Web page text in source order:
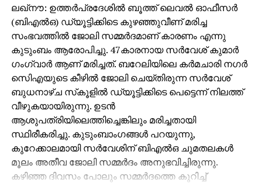
ലഖ്‌നൗ: ഉത്തര്‍പ്രദേശില്‍ ബൂത്ത് ലെവല്‍ ഓഫീസര്‍
(ബിഎല്‍ഒ) ഡ്യൂട്ടിക്കിടെ കുഴഞ്ഞുവീണ് മരിച്ച
സംഭവത്തില്‍ ജോലി സമ്മര്‍ദമാണ് കാരണം എന്നു
കുടുംബം ആരോപിച്ചു. 47കാരനായ സര്‍വേശ് കുമാര്‍
ഗംഗ്വാര്‍ ആണ് മരിച്ചത്. ബറേലിയിലെ കര്‍മചാരി നഗര്‍
സിെഎയുടെ കീഴില്‍ ജോലി ചെയ്തിരുന്ന സര്‍വേശ്
ബുധനാഴ്ച സ്‌കൂളില്‍ ഡ്യൂട്ടിക്കിടെ പെട്ടെന്ന് നിലത്ത്
വീഴുകയായിരുന്നു. ഉടന്‍
ആശുപത്രിയിലെത്തിച്ചെങ്കിലും മരിച്ചതായി
സ്ഥിരീകരിച്ചു. കുടുംബാംഗങ്ങള്‍ പറയുന്നു,
കുറേക്കാലമായി സര്‍വേശിന് ബിഎല്‍ഒ ചുമതലകള്‍
മൂലം അതീവ ജോലി സമ്മര്‍ദം അനുഭവിച്ചിരുന്നു.
കഴിഞ്ഞ ദിവസം പോലും സമ്മര്‍ദത്തെ കുറിച്ച്